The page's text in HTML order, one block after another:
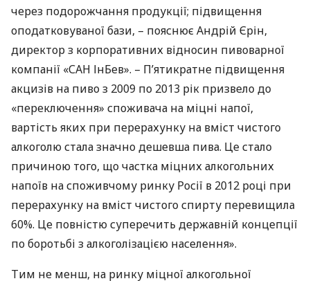
через подорожчання продукції; підвищення
оподатковуваної бази, – пояснює Андрій Єрін,
директор з корпоративних відносин пивоварної
компанії «САН ІнБев». – П’ятикратне підвищення
акцизів на пиво з 2009 по 2013 рік призвело до
«переключення» споживача на міцні напої,
вартість яких при перерахунку на вміст чистого
алкоголю стала значно дешевша пива. Це стало
причиною того, що частка міцних алкогольних
напоїв на споживчому ринку Росії в 2012 році при
перерахунку на вміст чистого спирту перевищила
60%. Це повністю суперечить державній концепції
по боротьбі з алкоголізацією населення».
Тим не менш, на ринку міцної алкогольної